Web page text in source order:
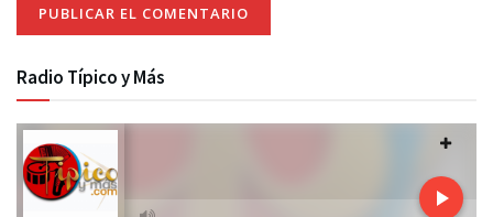
Radio Típico y Más